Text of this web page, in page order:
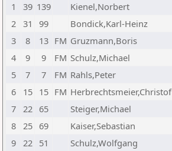
1
39 139 Kienel,Norbert
2
31 99 Bondick,Karl-Heinz
3
8 13 FM Gruzmann,Boris
4
9 9 FM Schulz,Michael
5
7 7 FM Rahls,Peter
6
15 15 FM Herbrechtsmeier,Christof
7
22 65 Steiger,Michael
8
25 69 Kaiser,Sebastian
9
22 51 Schulz,Wolfgang